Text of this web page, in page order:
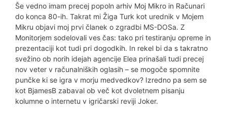
Še vedno imam precej popoln arhiv Moj Mikro in Računari
do konca 80-ih. Takrat mi Žiga Turk kot urednik v Mojem
Mikru objavi moj prvi članek o zgradbi MS-DOSa. Z
Monitorjem sodelovali ves čas: tako pri testiranju opreme in
prezentaciji kot tudi pri dogodkih. In rekel bi da s takratno
svežino ob norih idejah agencije Elea prinašali tudi precej
nov veter v računalniških oglasih – se mogoče spomnite
punčke ki se igra v morju medvedkov? Izredno pa sem se
kot BjamesB zabaval ob več kot dvoletnem pisanju
kolumne o internetu v igričarski reviji Joker.